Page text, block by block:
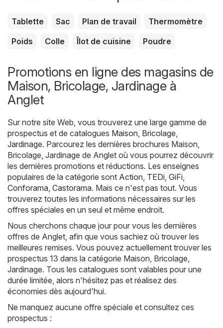
Tablette Sac Plan de travail
Thermomètre
Poids
Colle Îlot de cuisine Poudre
Promotions en ligne des magasins de
Maison, Bricolage, Jardinage à
Anglet
Sur notre site Web, vous trouverez une large gamme de
prospectus et de catalogues Maison, Bricolage,
Jardinage. Parcourez les dernières brochures Maison,
Bricolage, Jardinage de Anglet où vous pourrez découvrir
les dernières promotions et réductions. Les enseignes
populaires de la catégorie sont Action TEDi GiFi
Conforama Castorama. Mais ce n'est pas tout. Vous
trouverez toutes les informations nécessaires sur les
offres spéciales en un seul et même endroit.
Nous cherchons chaque jour pour vous les dernières
offres de Anglet, afin que vous sachiez où trouver les
meilleures remises. Vous pouvez actuellement trouver les
prospectus 13 dans la catégorie Maison, Bricolage,
Jardinage. Tous les catalogues sont valables pour une
durée limitée, alors n'hésitez pas et réalisez des
économies dès aujourd'hui.
Ne manquez aucune offre spéciale et consultez ces
prospectus :